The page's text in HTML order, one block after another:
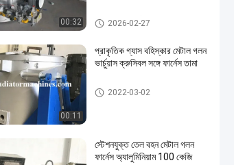
00:32 ধাতু মেটালিং ফার্নেস
2026-02-27
00:11
প্রাকৃতিক গ্যাস বহিস্কার মেটাল গলন
ভার্চুয়াস ক্রুসিবল সঙ্গে ফার্নেস তামা
ধাতু মেটালিং ফার্নেস
2022-03-02
স্টেশনযুক্ত তেল বহন মেটাল গলন
ফার্নেস অ্যালুমিনিয়াম 100 কেজি